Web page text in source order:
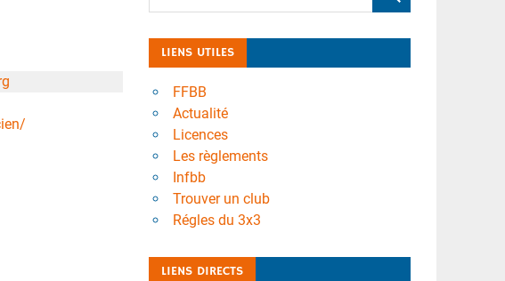
LIENS UTILES
FFBB
Actualité
Licences
Les règlements
Infbb
Trouver un club
Régles du 3x3
LIENS DIRECTS